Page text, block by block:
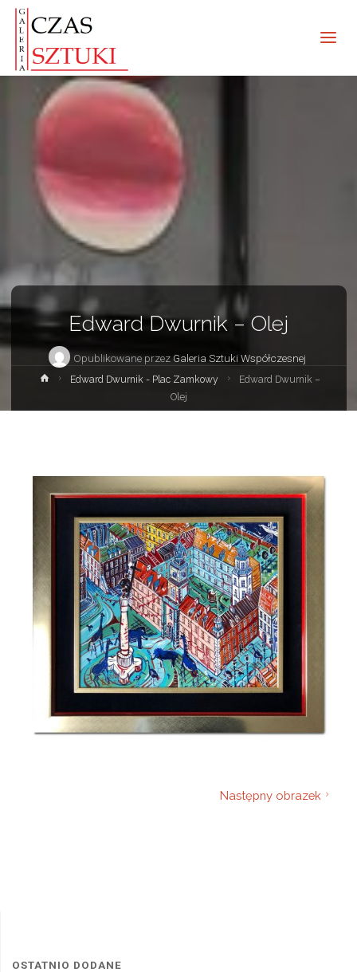
Edward Dwurnik – Olej
Opublikowane przezGaleria Sztuki Współczesnej
StronaEdward Dwurnik - Plac Zamkowy
Edward Dwurnik –
Olej
Następny obrazek
OSTATNIO DODANE